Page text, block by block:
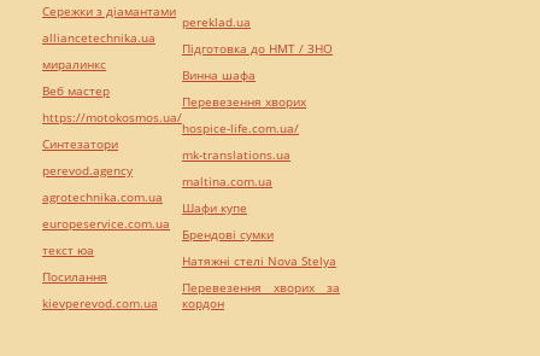
Сережки з діамантами
alliancetechnika.ua
миралинкс
Веб мастер
https://motokosmos.ua/
Синтезатори
perevod.agency
agrotechnika.com.ua
europeservice.com.ua
текст юа
Посилання
kievperevod.com.ua
pereklad.ua
Підготовка до НМТ / ЗНО
Винна шафа
Перевезення хворих
hospice-life.com.ua/
mk-translations.ua
maltina.com.ua
Шафи купе
Брендові сумки
Натяжні стелі Nova Stelya
Перевезення хворих за
кордон